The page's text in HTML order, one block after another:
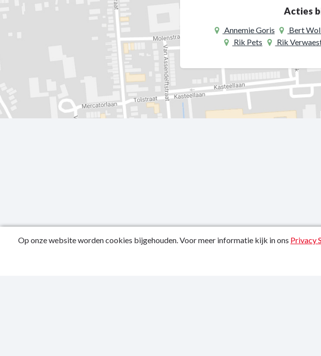
Acties
Annemie Goris Bert
Rik Pets
Rik
Op onze website worden cookies bijgehouden. Voor meer informatie kijk in ons Privacy